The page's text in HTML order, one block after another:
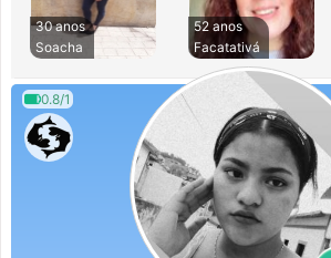
30 anos
Soacha
52 anos
Facatativá
0.8/1